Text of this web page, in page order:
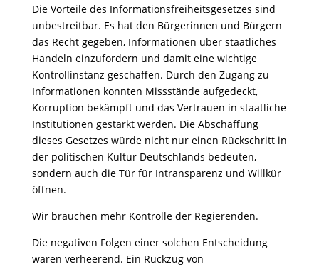
Die Vorteile des Informationsfreiheitsgesetzes sind
unbestreitbar. Es hat den Bürgerinnen und Bürgern
das Recht gegeben, Informationen über staatliches
Handeln einzufordern und damit eine wichtige
Kontrollinstanz geschaffen. Durch den Zugang zu
Informationen konnten Missstände aufgedeckt,
Korruption bekämpft und das Vertrauen in staatliche
Institutionen gestärkt werden. Die Abschaffung
dieses Gesetzes würde nicht nur einen Rückschritt in
der politischen Kultur Deutschlands bedeuten,
sondern auch die Tür für Intransparenz und Willkür
öffnen.
Wir brauchen mehr Kontrolle der Regierenden.
Die negativen Folgen einer solchen Entscheidung
wären verheerend. Ein Rückzug von